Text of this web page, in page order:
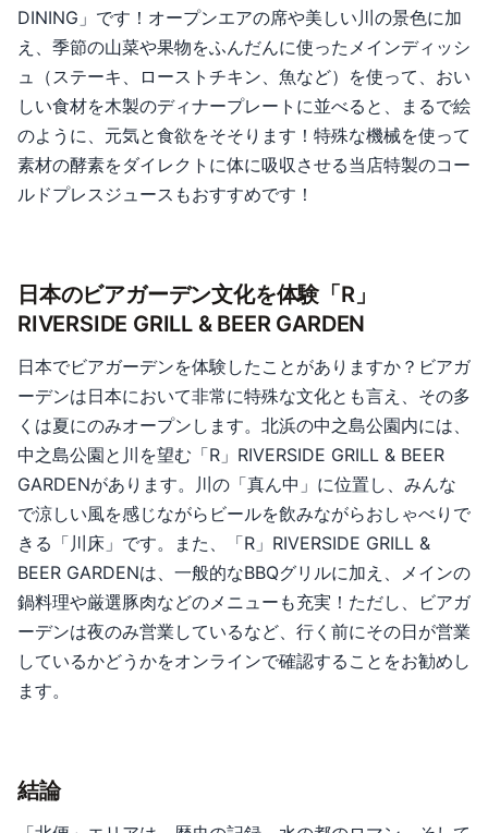
DINING」です！オープンエアの席や美しい川の景色に加
え、季節の山菜や果物をふんだんに使ったメインディッシ
ュ（ステーキ、ローストチキン、魚など）を使って、おい
しい食材を木製のディナープレートに並べると、まるで絵
のように、元気と食欲をそそります！特殊な機械を使って
素材の酵素をダイレクトに体に吸収させる当店特製のコー
ルドプレスジュースもおすすめです！
日本のビアガーデン文化を体験「R」
RIVERSIDE GRILL & BEER GARDEN
日本でビアガーデンを体験したことがありますか？ビアガ
ーデンは日本において非常に特殊な文化とも言え、その多
くは夏にのみオープンします。北浜の中之島公園内には、
中之島公園と川を望む「R」RIVERSIDE GRILL & BEER
GARDENがあります。川の「真ん中」に位置し、みんな
で涼しい風を感じながらビールを飲みながらおしゃべりで
きる「川床」です。また、「R」RIVERSIDE GRILL &
BEER GARDENは、一般的なBBQグリルに加え、メインの
鍋料理や厳選豚肉などのメニューも充実！ただし、ビアガ
ーデンは夜のみ営業しているなど、行く前にその日が営業
しているかどうかをオンラインで確認することをお勧めし
ます。
結論